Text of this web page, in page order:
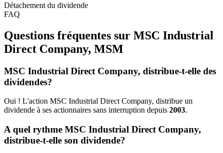
Détachement du dividende
FAQ
Questions fréquentes sur MSC Industrial
Direct Company, MSM
MSC Industrial Direct Company, distribue-t-elle des
dividendes?
Oui ! L'action MSC Industrial Direct Company, distribue un
dividende à ses actionnaires sans interruption depuis 2003.
A quel rythme MSC Industrial Direct Company,
distribue-t-elle son dividende?